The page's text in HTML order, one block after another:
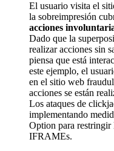
El usuario visita el
la sobreimpresión
acciones
Dado que la
realizar acciones sin
piensa que está
este ejemplo, el
en el sitio web
acciones se están
Los ataques de
implementando
Option para restringir
IFRAMEs.